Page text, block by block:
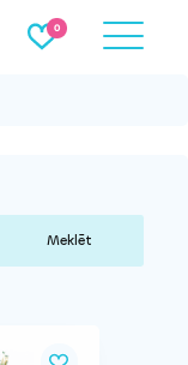
Meklēt